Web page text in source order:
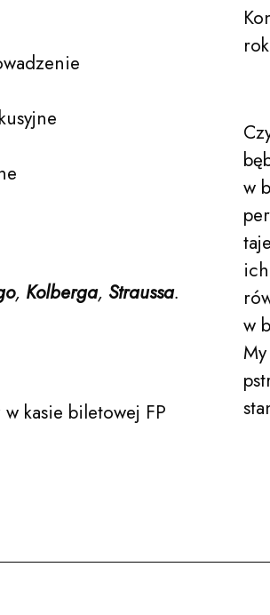
O nas
, Kolberga, Straussa.
kasie biletowej FP
w
w